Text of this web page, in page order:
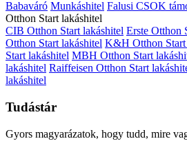
Babaváró Munkáshitel Falusi CSOK
Otthon Start lakáshitel
CIB Otthon Start lakáshitel Erste Otthon
Otthon Start lakáshitel K&H Otthon Start
Start lakáshitel MBH Otthon Start
lakáshitel Raiffeisen Otthon Start
lakáshitel
Tudástár
Gyors magyarázatok, hogy tudd, mire